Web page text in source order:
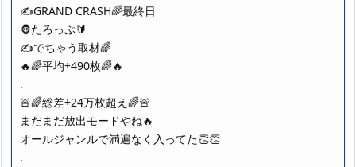
✍️GRAND CRASH🌈最終日
🦍たろっぷ🔰
✍️でちゃう取材🌈
🔥🌈平均+490枚🌈🔥
.
🚨🌈総差+24万枚超え🌈🚨
まだまだ放出モードやね🔥
オールジャンルで満遍なく入ってた👏👏
.